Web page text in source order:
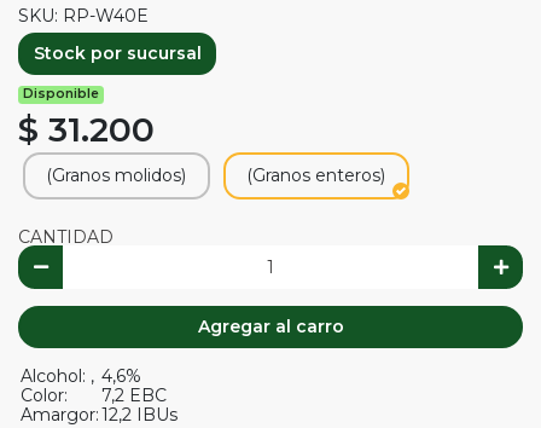
SKU: RP-W40E
Stock por sucursal
Disponible
$ 31.200
(Granos molidos) (Granos enteros)
CANTIDAD
Agregar al carro
Alcohol: , 4,6%
Color:
7,2 EBC
Amargor:12,2 IBUs